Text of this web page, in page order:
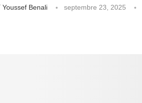
كتبه Youssef Benali septembre 23, 2025